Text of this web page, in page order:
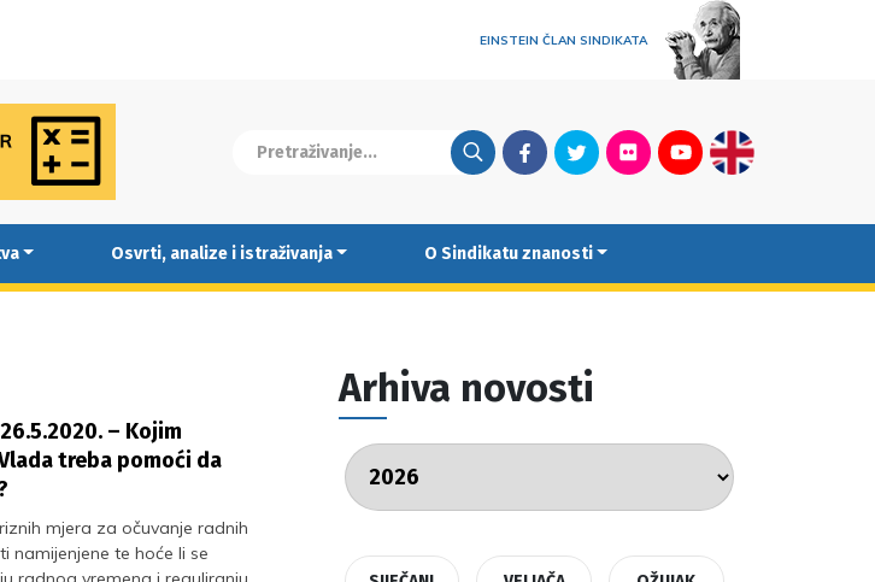
EINSTEIN ČLAN SINDIKATA
FacebookTwitterFlickrYoutubeEnglish
Osvrti, analize i istraživanja O Sindikatu znanosti
– Kojim
treba pomoći da
mjera za očuvanje radnih
namijenjene te hoće li se
Arhiva novosti